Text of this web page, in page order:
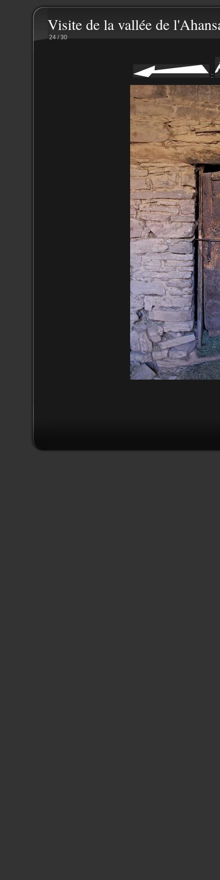
Visite de la vallée de
24 / 30
::